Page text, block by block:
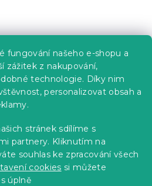
fungování našeho e-shopu a
zážitek z nakupování,
technologie. Díky nim
personalizovat obsah a
stránek sdílíme s
partnery. Kliknutím na
souhlas ke zpracování všech
cookies si můžete
úplně
až 10 %